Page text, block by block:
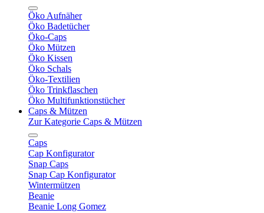
Öko Aufnäher
Öko Badetücher
Öko-Caps
Öko Mützen
Öko Kissen
Öko Schals
Öko-Textilien
Öko Trinkflaschen
Öko Multifunktionstücher
Caps & Mützen
Zur Kategorie Caps & Mützen
Caps
Cap Konfigurator
Snap Caps
Snap Cap Konfigurator
Wintermützen
Beanie
Beanie Long Gomez